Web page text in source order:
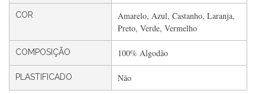
COR
Amarelo, Azul, Castanho, Laranja,
Preto, Verde, Vermelho
COMPOSIÇÃO 100% Algodão
PLASTIFICADO Não
Filipa Freire
Rápido, atendimento 5*. Hoje chegará a segunda encomenda
feita de muitas certamente❤️